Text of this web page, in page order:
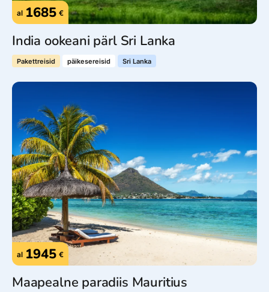
al 1685 €
India ookeani pärl Sri Lanka
Pakettreisid päikesereisid Sri Lanka
al 1945 €
Maapealne paradiis Mauritius